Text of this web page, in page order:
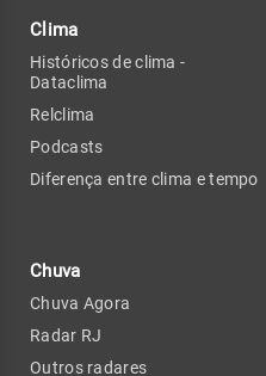
Clima
Históricos de clima -
Dataclima
Relclima
Podcasts
Diferença entre clima e tempo
Chuva
Chuva Agora
Radar RJ
Outros radares